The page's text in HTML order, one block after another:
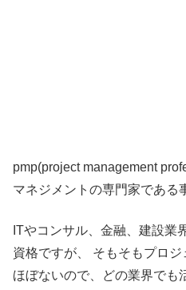
pmp(project management
マネジメントの専門家である
ITやコンサル、金融、建設業
資格ですが、 そもそもプロ
ほぼないので、どの業界でも